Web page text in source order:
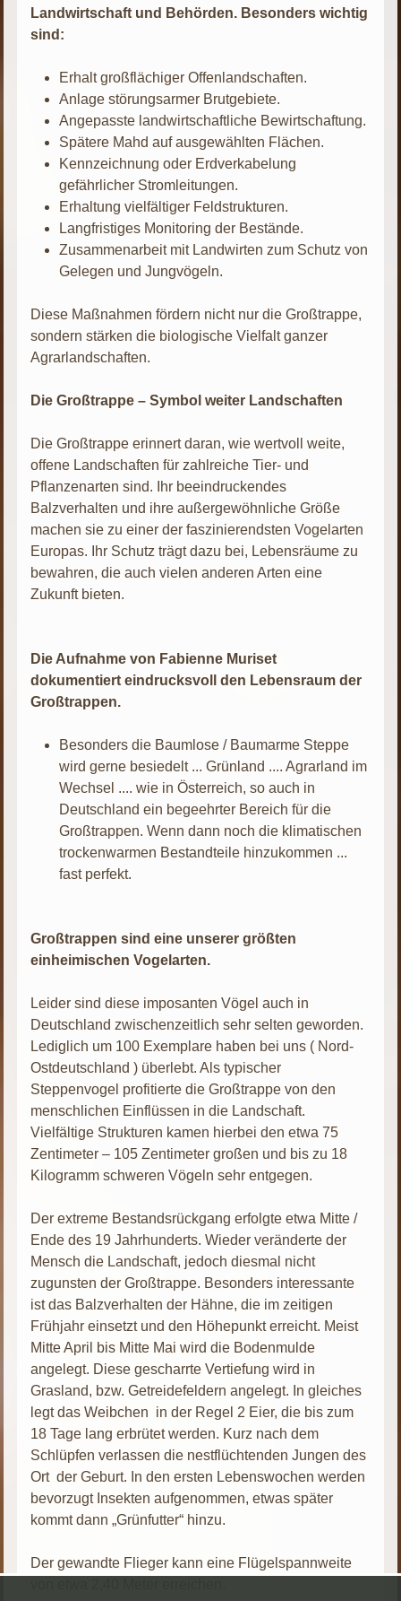
Landwirtschaft und Behörden. Besonders wichtig
sind:
Erhalt großflächiger Offenlandschaften.
Anlage störungsarmer Brutgebiete.
Angepasste landwirtschaftliche Bewirtschaftung.
Spätere Mahd auf ausgewählten Flächen.
Kennzeichnung oder Erdverkabelung
gefährlicher Stromleitungen.
Erhaltung vielfältiger Feldstrukturen.
Langfristiges Monitoring der Bestände.
Zusammenarbeit mit Landwirten zum Schutz von
Gelegen und Jungvögeln.
Diese Maßnahmen fördern nicht nur die Großtrappe,
sondern stärken die biologische Vielfalt ganzer
Agrarlandschaften.
Die Großtrappe – Symbol weiter Landschaften
Die Großtrappe erinnert daran, wie wertvoll weite,
offene Landschaften für zahlreiche Tier- und
Pflanzenarten sind. Ihr beeindruckendes
Balzverhalten und ihre außergewöhnliche Größe
machen sie zu einer der faszinierendsten Vogelarten
Europas. Ihr Schutz trägt dazu bei, Lebensräume zu
bewahren, die auch vielen anderen Arten eine
Zukunft bieten.
Die Aufnahme von Fabienne Muriset
dokumentiert eindrucksvoll den Lebensraum der
Großtrappen.
Besonders die Baumlose / Baumarme Steppe
wird gerne besiedelt ... Grünland .... Agrarland im
Wechsel .... wie in Österreich, so auch in
Deutschland ein begeehrter Bereich für die
Großtrappen. Wenn dann noch die klimatischen
trockenwarmen Bestandteile hinzukommen ...
fast perfekt.
Großtrappen sind eine unserer größten
einheimischen Vogelarten.
Leider sind diese imposanten Vögel auch in
Deutschland zwischenzeitlich sehr selten geworden.
Lediglich um 100 Exemplare haben bei uns ( Nord-
Ostdeutschland ) überlebt. Als typischer
Steppenvogel profitierte die Großtrappe von den
menschlichen Einflüssen in die Landschaft.
Vielfältige Strukturen kamen hierbei den etwa 75
Zentimeter – 105 Zentimeter großen und bis zu 18
Kilogramm schweren Vögeln sehr entgegen.
Der extreme Bestandsrückgang erfolgte etwa Mitte /
Ende des 19 Jahrhunderts. Wieder veränderte der
Mensch die Landschaft, jedoch diesmal nicht
zugunsten der Großtrappe. Besonders interessante
ist das Balzverhalten der Hähne, die im zeitigen
Frühjahr einsetzt und den Höhepunkt erreicht. Meist
Mitte April bis Mitte Mai wird die Bodenmulde
angelegt. Diese gescharrte Vertiefung wird in
Grasland, bzw. Getreidefeldern angelegt. In gleiches
legt das Weibchen in der Regel 2 Eier, die bis zum
18 Tage lang erbrütet werden. Kurz nach dem
Schlüpfen verlassen die nestflüchtenden Jungen des
Ort der Geburt. In den ersten Lebenswochen werden
bevorzugt Insekten aufgenommen, etwas später
kommt dann „Grünfutter“ hinzu.
Der gewandte Flieger kann eine Flügelspannweite